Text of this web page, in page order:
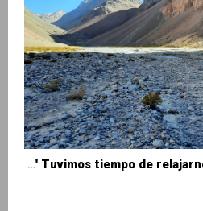
…" Tuvimos tiempo de